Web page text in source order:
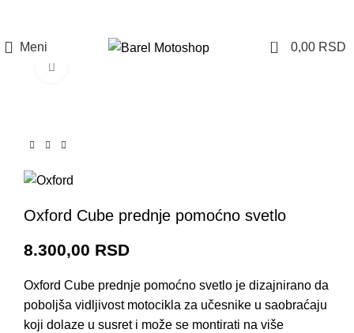
Meni 0 0,00 RSD
Oxford Cube prednje pomoćno svetlo
8.300,00 RSD
Oxford Cube prednje pomoćno svetlo je dizajnirano da
poboljša vidljivost motocikla za učesnike u saobraćaju
koji dolaze u susret i može se montirati na više